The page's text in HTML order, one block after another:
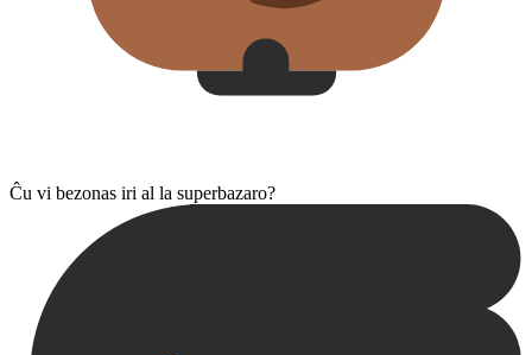
Ĉu vi bezonas iri al la superbazaro?